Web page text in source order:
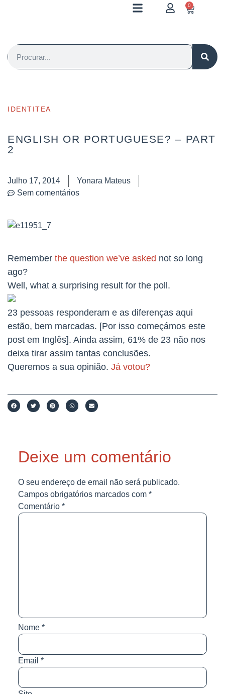
0
IDENTITEA
ENGLISH OR PORTUGUESE? – PART
2
Julho 17, 2014
Yonara Mateus
Sem comentários
Remember the question we’ve asked not so long
ago?
Well, what a surprising result for the poll.
23 pessoas responderam e as diferenças aqui
estão, bem marcadas. [Por isso começámos este
post em Inglês]. Ainda assim, 61% de 23 não nos
deixa tirar assim tantas conclusões.
Queremos a sua opinião. Já votou?
Deixe um comentário
O seu endereço de email não será publicado.
Campos obrigatórios marcados com *
Comentário *
Nome *
Email *